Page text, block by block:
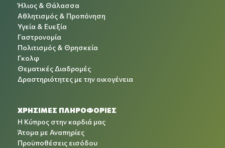
Ήλιος & Θάλασσα
Αθλητισμός & Προπόνηση
Υγεία & Ευεξία
Γαστρονομία
Πολιτισμός & Θρησκεία
Γκολφ
Θεματικές Διαδρομές
Δραστηριότητες με την οικογένεια
ΧΡΉΣΙΜΕΣ ΠΛΗΡΟΦΟΡΊΕΣ
Η Κύπρος στην καρδιά μας
Άτομα με Αναπηρίες
Προϋποθέσεις εισόδου